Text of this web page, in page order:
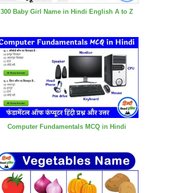
300 Baby Girl Name in Hindi English A to Z
Computer Fundamentals MCQ in Hindi